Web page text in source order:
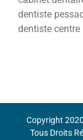
dentiste
dentiste centre
Copyright
Tous Droits